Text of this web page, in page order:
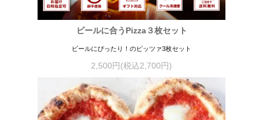
ビールに合うPizza３枚セット
ビールにぴったり！のピッツァ3枚セット
2,500円(税込2,700円)